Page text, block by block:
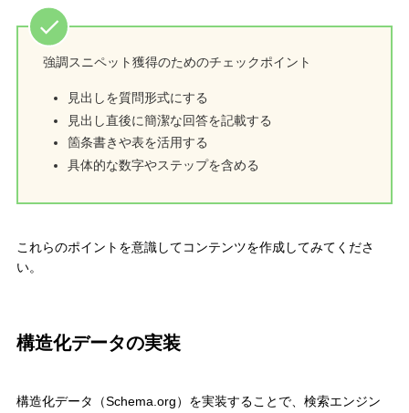
強調スニペット獲得のためのチェックポイント
見出しを質問形式にする
見出し直後に簡潔な回答を記載する
箇条書きや表を活用する
具体的な数字やステップを含める
これらのポイントを意識してコンテンツを作成してみてくださ
い。
構造化データの実装
構造化データ（Schema.org）を実装することで、検索エンジン